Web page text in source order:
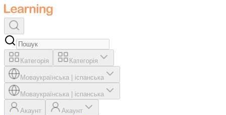
Категорія Категорія
Моваукраїнська іспанська
Моваукраїнська іспанська
Акаунт Акаунт